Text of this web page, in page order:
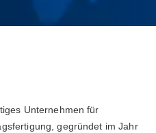
Unternehmen für
gegründet im Jahr